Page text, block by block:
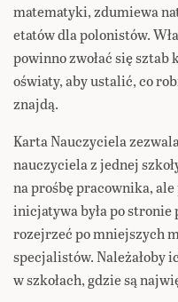
matematyki, zdumiewa
etatów dla polonistów.
powinno zwołać się
oświaty, aby ustalić, co
znajdą.
Karta Nauczyciela
nauczyciela z jednej
na prośbę pracownika,
inicjatywa była po stronie
rozejrzeć po mniejszych
specjalistów. Należałoby
w szkołach, gdzie są